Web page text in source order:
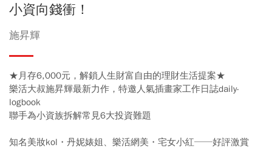
小資向錢衝！
施昇輝
★月存6,000元，解鎖人生財富自由的理財生活提案★
樂活大叔施昇輝最新力作，特邀人氣插畫家工作日誌daily-
logbook
聯手為小資族拆解常見6大投資難題
知名美妝kol・丹妮婊姐、樂活網美・宅女小紅──好評激賞